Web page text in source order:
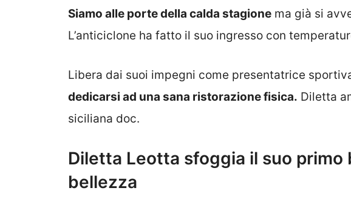
Siamo alle porte della calda stagione ma già si
L’anticiclone ha fatto il suo ingresso con
Libera dai suoi impegni come presentatrice
dedicarsi ad una sana ristorazione fisica. Diletta
siciliana doc.
Diletta Leotta sfoggia il suo primo
bellezza